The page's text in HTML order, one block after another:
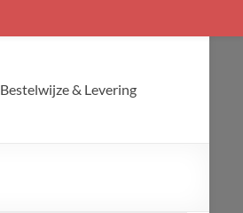
Bestelwijze & Levering